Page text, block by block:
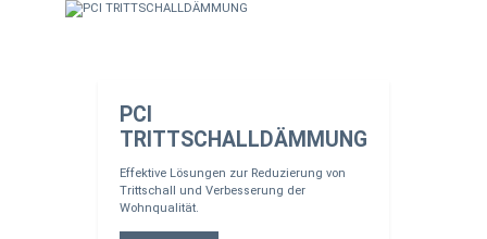
PCI
TRITTSCHALLDÄMMUNG
Effektive Lösungen zur Reduzierung von
Trittschall und Verbesserung der
Wohnqualität.